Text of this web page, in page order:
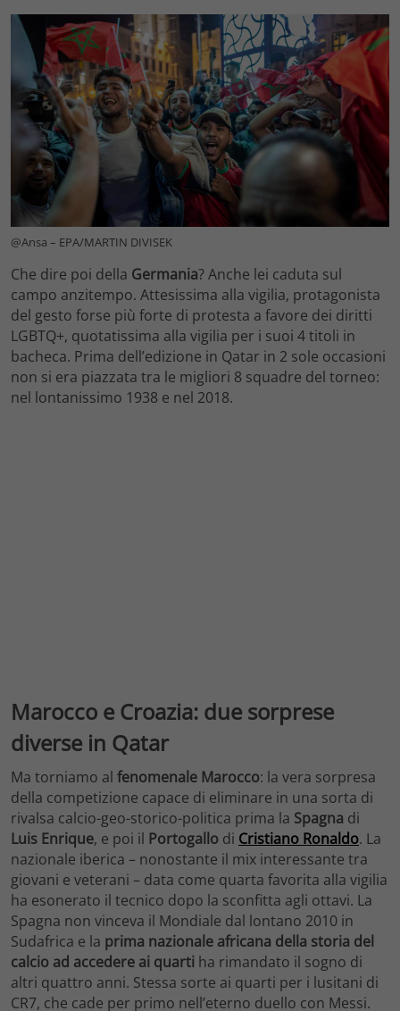
@Ansa – EPA/MARTIN DIVISEK
Che dire poi della Germania? Anche lei caduta sul
campo anzitempo. Attesissima alla vigilia, protagonista
del gesto forse più forte di protesta a favore dei diritti
LGBTQ+, quotatissima alla vigilia per i suoi 4 titoli in
bacheca. Prima dell’edizione in Qatar in 2 sole occasioni
non si era piazzata tra le migliori 8 squadre del torneo:
nel lontanissimo 1938 e nel 2018.
Marocco e Croazia: due sorprese
diverse in Qatar
Ma torniamo al fenomenale Marocco: la vera sorpresa
della competizione capace di eliminare in una sorta di
rivalsa calcio-geo-storico-politica prima la Spagna di
Luis Enrique, e poi il Portogallo di Cristiano Ronaldo. La
nazionale iberica – nonostante il mix interessante tra
giovani e veterani – data come quarta favorita alla vigilia
ha esonerato il tecnico dopo la sconfitta agli ottavi. La
Spagna non vinceva il Mondiale dal lontano 2010 in
Sudafrica e la prima nazionale africana della storia del
calcio ad accedere ai quarti ha rimandato il sogno di
altri quattro anni. Stessa sorte ai quarti per i lusitani di
CR7, che cade per primo nell’eterno duello con Messi.